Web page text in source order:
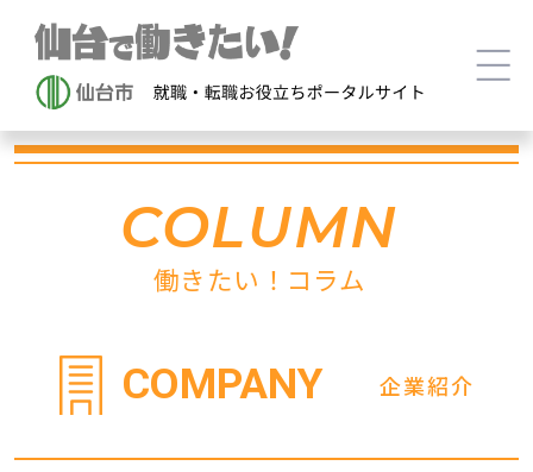
COLUMN
働きたい！コラム
COMPANY 企業紹介